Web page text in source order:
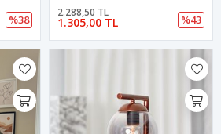
%38 1.305,00 TL
2.288,50 TL
%43